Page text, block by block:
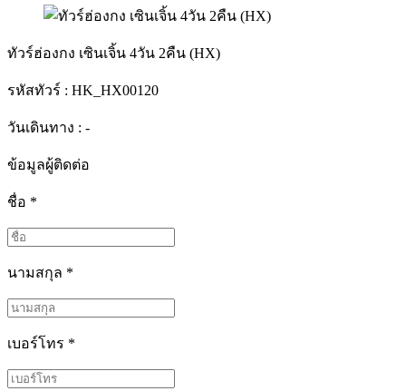
ทัวร์ฮ่องกง เซินเจิ้น 4วัน 2คืน (HX)
รหัสทัวร์ : HK_HX00120
วันเดินทาง : -
ข้อมูลผู้ติดต่อ
ชื่อ *
นามสกุล *
เบอร์โทร *